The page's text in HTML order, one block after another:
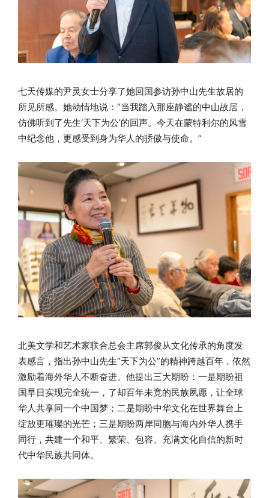
七天传媒的尹灵女士分享了她回国参访孙中山先生故居的
所见所感。她动情地说：“当我踏入那座静谧的中山故居，
仿佛听到了先生‘天下为公’的回声。今天在蒙特利尔的风雪
中纪念他，更感受到身为华人的骄傲与使命。”
北美文学和艺术家联合总会主席郭俊从文化传承的角度发
表感言，指出孙中山先生“天下为公”的精神跨越百年，依然
激励着海外华人不断奋进。他提出三大期盼：一是期盼祖
国早日实现完全统一，了却百年未竟的民族夙愿，让全球
华人共享同一个中国梦；二是期盼中华文化在世界舞台上
绽放更璀璨的光芒；三是期盼两岸同胞与海内外华人携手
同行，共建一个和平、繁荣、包容、充满文化自信的新时
代中华民族共同体。